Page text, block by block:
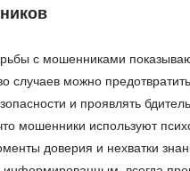
с мошенниками
случаев можно
и проявлять
мошенники используют
доверия и нехватки